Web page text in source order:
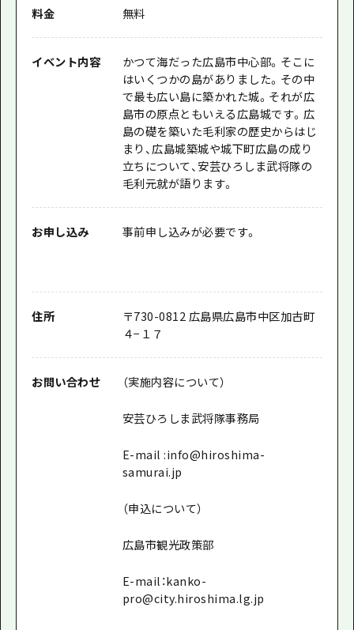
料金 無料
イベント内容
かつて海だった広島市中心部。そこに
はいくつかの島がありました。その中
で最も広い島に築かれた城。それが広
島市の原点ともいえる広島城です。広
島の礎を築いた毛利家の歴史からはじ
まり、広島城築城や城下町広島の成り
立ちについて、安芸ひろしま武将隊の
毛利元就が語ります。
お申し込み 事前申し込みが必要です。
住所
〒730-0812 広島県広島市中区加古町
４−１７
お問い合わせ （実施内容について）
安芸ひろしま武将隊事務局
E-mail :info@hiroshima-
samurai.jp
（申込について）
広島市観光政策部
E-mail：kanko-
pro@city.hiroshima.lg.jp